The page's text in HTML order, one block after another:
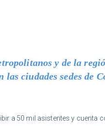
y de la
ciudades sedes de
a 50 mil asistentes y cuenta